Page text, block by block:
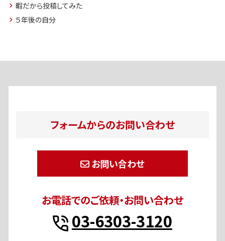
暇だから投稿してみた
５年後の自分
フォームからのお問い合わせ
お問い合わせ
お電話でのご依頼・お問い合わせ
03-6303-3120